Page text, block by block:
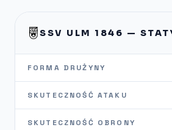
SSV ULM 1846 —
FORMA DRUŻYNY
SKUTECZNOŚĆ ATAKU
SKUTECZNOŚĆ OBRONY